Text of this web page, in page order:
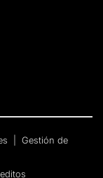
Gestión de